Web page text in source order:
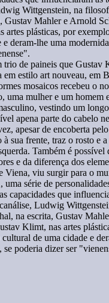
de paineis que Gustav
estilo art nouveau, em
mosaicos recebeu o
uma mulher e um homem
vestindo um
apena parte do cabelo
apesar de encoberta
sua frente, traz o rosto e
Também é
e da diferença dos
Viena, viu surgir para o
série de
capacidades que
Ludwig
na escrita, Gustav
Klimt, nas artes
de uma cidade e
se poderia dizer ser